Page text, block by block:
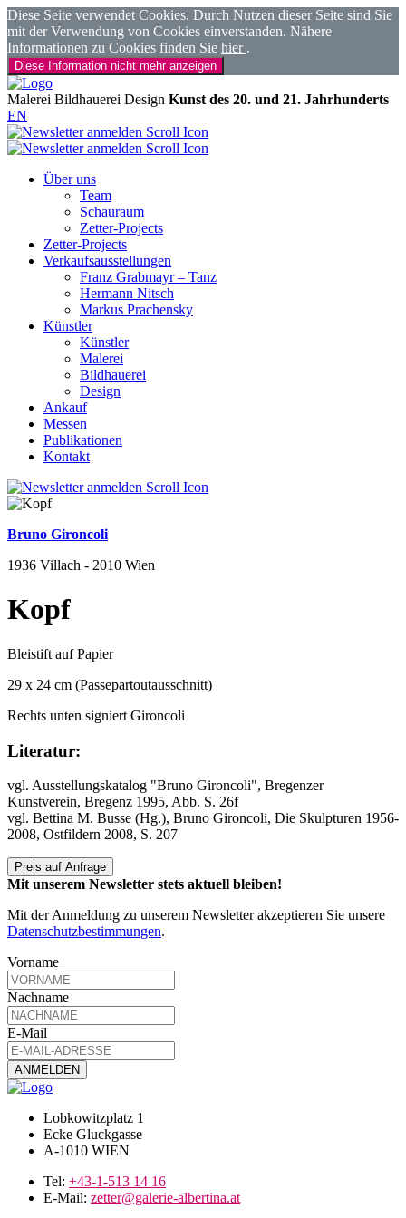
Diese Seite verwendet Cookies. Durch Nutzen dieser Seite sind Sie
mit der Verwendung von Cookies einverstanden. Nähere
Informationen zu Cookies finden Sie hier .
Diese Information nicht mehr anzeigen
Malerei Bildhauerei Design Kunst des 20. und 21. Jahrhunderts
EN
Über uns
Team
Schauraum
Zetter-Projects
Zetter-Projects
Verkaufsausstellungen
Franz Grabmayr – Tanz
Hermann Nitsch
Markus Prachensky
Künstler
Künstler
Malerei
Bildhauerei
Design
Ankauf
Messen
Publikationen
Kontakt
Bruno Gironcoli
1936 Villach - 2010 Wien
Kopf
Bleistift auf Papier
29 x 24 cm (Passepartoutausschnitt)
Rechts unten signiert Gironcoli
Literatur:
vgl. Ausstellungskatalog "Bruno Gironcoli", Bregenzer
Kunstverein, Bregenz 1995, Abb. S. 26f
vgl. Bettina M. Busse (Hg.), Bruno Gironcoli, Die Skulpturen 1956-
2008, Ostfildern 2008, S. 207
Preis auf Anfrage
Mit unserem Newsletter stets aktuell bleiben!
Mit der Anmeldung zu unserem Newsletter akzeptieren Sie unsere
Datenschutzbestimmungen.
Vorname
Nachname
E-Mail
Lobkowitzplatz 1
Ecke Gluckgasse
A-1010 WIEN
Tel: +43-1-513 14 16
E-Mail: zetter@galerie-albertina.at